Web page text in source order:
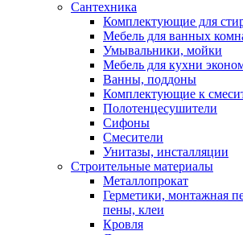
Сантехника
Комплектующие для
Мебель для ванных
Умывальники, мойки
Мебель для кухни
Ванны, поддоны
Комплектующие к
Полотенцесушители
Сифоны
Смесители
Унитазы, инсталляции
Строительные материалы
Металлопрокат
Герметики, монтажная
пены, клеи
Кровля